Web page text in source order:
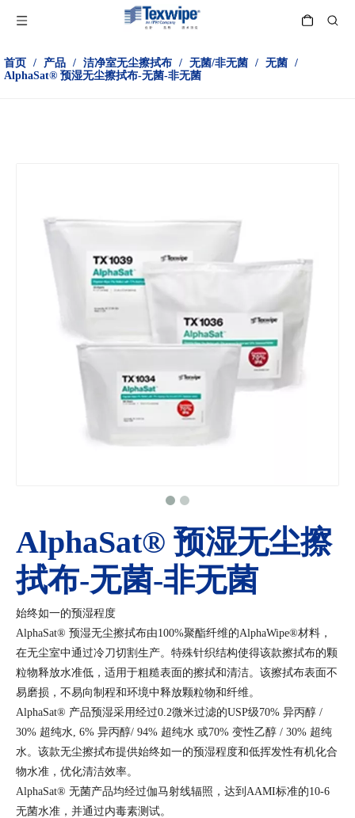
首页 / 产品 / 洁净室无尘擦拭布 / 无菌/非无菌 / 无菌 /
AlphaSat® 预湿无尘擦拭布-无菌-非无菌
AlphaSat® 预湿无尘擦
拭布-无菌-非无菌
始终如一的预湿程度
AlphaSat® 预湿无尘擦拭布由100%聚酯纤维的AlphaWipe®材料，
在无尘室中通过冷刀切割生产。特殊针织结构使得该款擦拭布的颗
粒物释放水准低，适用于粗糙表面的擦拭和清洁。该擦拭布表面不
易磨损，不易向制程和环境中释放颗粒物和纤维。
AlphaSat® 产品预湿采用经过0.2微米过滤的USP级70% 异丙醇 /
30% 超纯水, 6% 异丙醇/ 94% 超纯水 或70% 变性乙醇 / 30% 超纯
水。该款无尘擦拭布提供始终如一的预湿程度和低挥发性有机化合
物水准，优化清洁效率。
AlphaSat® 无菌产品均经过伽马射线辐照，达到AAMI标准的10-6
无菌水准，并通过内毒素测试。